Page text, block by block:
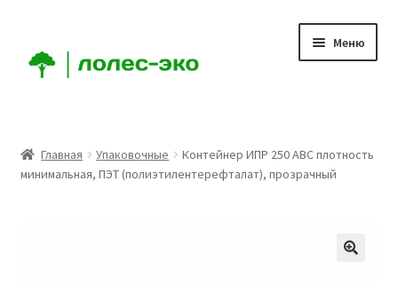
навигации
содержимому
Меню
Компания
Главная Упаковочные
Контейнер ИПР 250 АВС плотность
минимальная, ПЭТ (полиэтилентерефталат), прозрачный